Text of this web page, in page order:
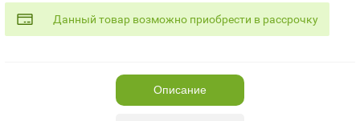
Данный товар возможно приобрести в рассрочку
Описание